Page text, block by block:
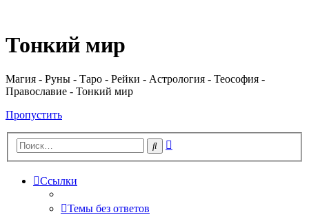
Тонкий мир
Магия - Руны - Таро - Рейки - Астрология - Теософия -
Православие - Тонкий мир
Пропустить
Поиск
Ссылки
Темы без ответов